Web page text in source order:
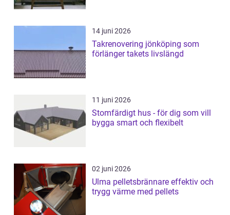
14 juni 2026
Takrenovering jönköping som
förlänger takets livslängd
11 juni 2026
Stomfärdigt hus - för dig som vill
bygga smart och flexibelt
02 juni 2026
Ulma pelletsbrännare effektiv och
trygg värme med pellets